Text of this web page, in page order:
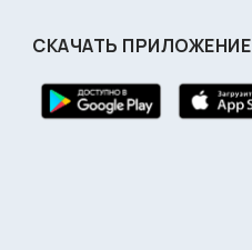
СКАЧАТЬ ПРИЛОЖЕНИЕ